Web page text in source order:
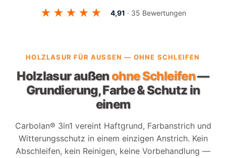
★★★★★ 4,91 · 35 Bewertungen
HOLZLASUR FÜR AUSSEN — OHNE SCHLEIFEN
Holzlasur außenohne Schleifen—
Grundierung, Farbe & Schutz in
einem
Carbolan® 3in1 vereint Haftgrund, Farbanstrich und
Witterungsschutz in einem einzigen Anstrich. Kein
Abschleifen, kein Reinigen, keine Vorbehandlung —